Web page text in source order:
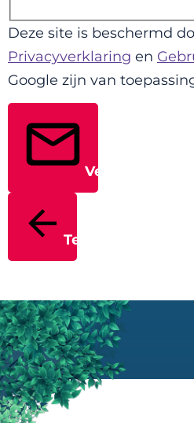
Deze site is beschermd
Privacyverklaring en
Google zijn van
Verstuur
Terug